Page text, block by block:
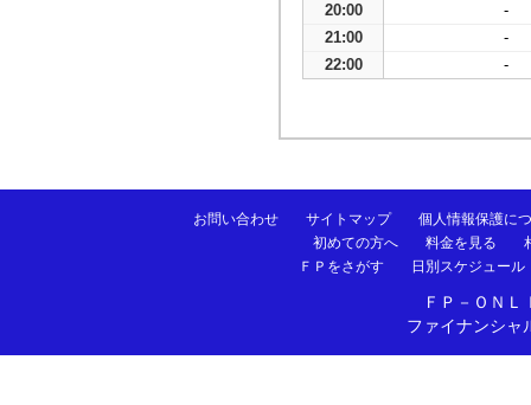
20:00
-
21:00
-
22:00
-
お問い合わせ サイトマップ
個人情報保護に
初めての方へ
料金を見る
ＦＰをさがす
日別スケジュール
ＦＰ－ＯＮ
ファイナンシャ